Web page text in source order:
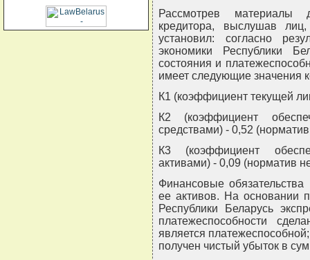
Рассмотрев материалы
кредитора, выслушав
установил: согласно
экономики Республики
состояния и
имеет следующие значения
К1 (коэффициент текущей
К2 (коэффициент
средствами) - 0,52
К3 (коэффициент
активами) - 0,09 (норматив
Финансовые
ее активов. На основании
Республики Беларусь
платежеспособности
является
получен чистый убыток в